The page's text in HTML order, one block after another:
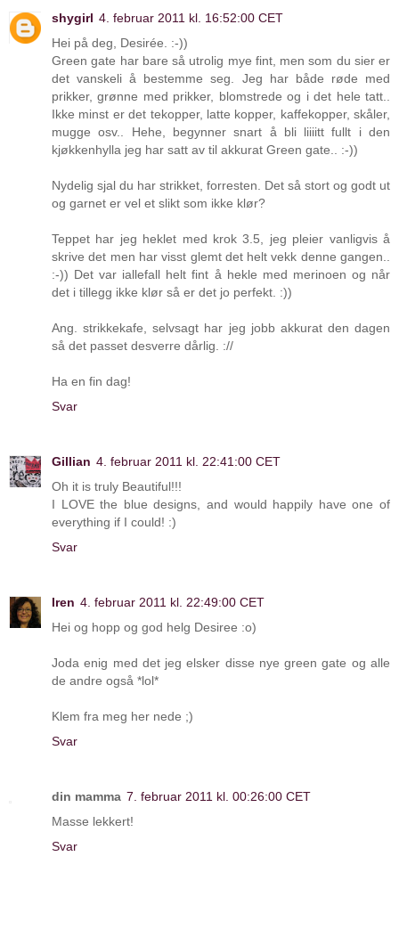
shygirl 4. februar 2011 kl. 16:52:00 CET
Hei på deg, Desirée. :-))
Green gate har bare så utrolig mye fint, men som du sier er
det vanskeli å bestemme seg. Jeg har både røde med
prikker, grønne med prikker, blomstrede og i det hele tatt..
Ikke minst er det tekopper, latte kopper, kaffekopper, skåler,
mugge osv.. Hehe, begynner snart å bli liiiitt fullt i den
kjøkkenhylla jeg har satt av til akkurat Green gate.. :-))
Nydelig sjal du har strikket, forresten. Det så stort og godt ut
og garnet er vel et slikt som ikke klør?
Teppet har jeg heklet med krok 3.5, jeg pleier vanligvis å
skrive det men har visst glemt det helt vekk denne gangen..
:-)) Det var iallefall helt fint å hekle med merinoen og når
det i tillegg ikke klør så er det jo perfekt. :))
Ang. strikkekafe, selvsagt har jeg jobb akkurat den dagen
så det passet desverre dårlig. ://
Ha en fin dag!
Svar
Gillian 4. februar 2011 kl. 22:41:00 CET
Oh it is truly Beautiful!!!
I LOVE the blue designs, and would happily have one of
everything if I could! :)
Svar
Iren 4. februar 2011 kl. 22:49:00 CET
Hei og hopp og god helg Desiree :o)
Joda enig med det jeg elsker disse nye green gate og alle
de andre også *lol*
Klem fra meg her nede ;)
Svar
din mamma 7. februar 2011 kl. 00:26:00 CET
Masse lekkert!
Svar